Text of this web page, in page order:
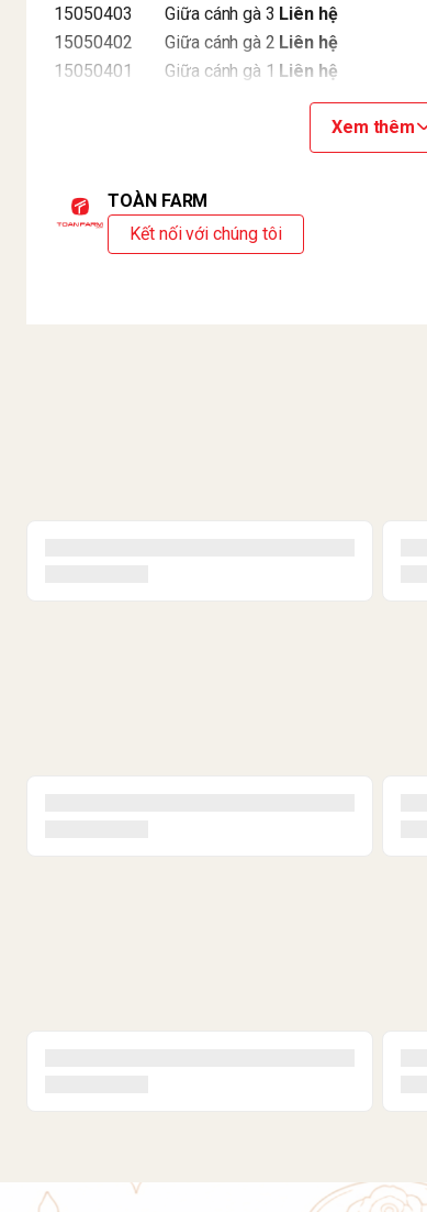
15050403
Giữa cánh gà 3 Liên hệ
15050402
Giữa cánh gà 2 Liên hệ
15050401
Giữa cánh gà 1 Liên hệ
Xem thêm
TOÀN FARM
Kết nối với chúng tôi